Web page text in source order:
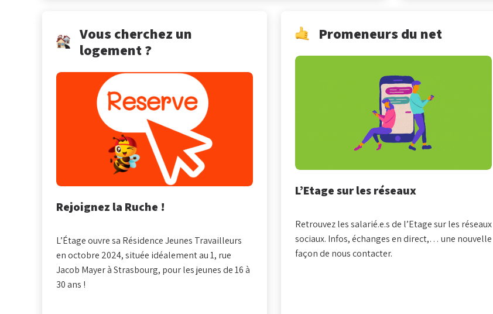
Vous cherchez un
logement ?
Rejoignez la Ruche !
L’Étage ouvre sa Résidence Jeunes Travailleurs
en octobre 2024, située idéalement au 1, rue
Jacob Mayer à Strasbourg, pour les jeunes de 16 à
30 ans !
Promeneurs du net
L’Etage sur les réseaux
Retrouvez les salarié.e.s de l’Etage sur les réseaux
sociaux. Infos, échanges en direct,… une nouvelle
façon de nous contacter.